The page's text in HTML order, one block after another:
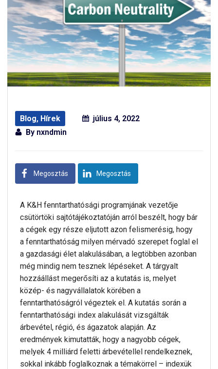
Blog, Hírek
július 4, 2022
By nxndmin
Megosztás Megosztás
A K&H fenntarthatósági programjának vezetője
csütörtöki sajtótájékoztatóján arról beszélt, hogy bár
a cégek egy része eljutott azon felismerésig, hogy
a fenntarthatóság milyen mérvadó szerepet foglal el
a gazdasági élet alakulásában, a legtöbben azonban
még mindig nem tesznek lépéseket. A tárgyalt
hozzáállást megerősíti az a kutatás is, melyet
közép- és nagyvállalatok körében a
fenntarthatóságról végeztek el. A kutatás során a
fenntarthatósági index alakulását vizsgálták
árbevétel, régió, és ágazatok alapján. Az
eredmények kimutatták, hogy a nagyobb cégek,
melyek 4 milliárd feletti árbevétellel rendelkeznek,
sokkal inkább foglalkoznak a témakörrel – indexük